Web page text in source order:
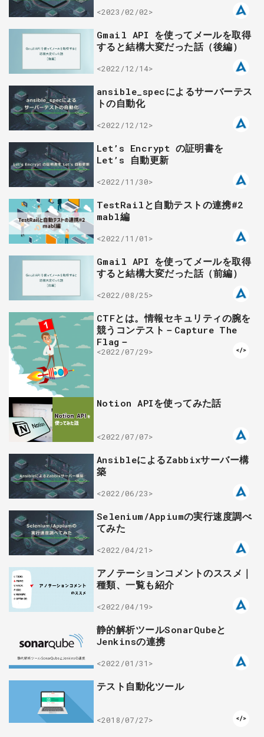
<2023/02/02>
Gmail API を使ってメールを取得
すると結構大変だった話（後編）
<2022/12/14>
ansible_specによるサーバーテス
トの自動化
<2022/12/12>
Let’s Encrypt の証明書を
Let’s 自動更新
<2022/11/30>
TestRailと自動テストの連携#2
mabl編
<2022/11/01>
Gmail API を使ってメールを取得
すると結構大変だった話（前編）
<2022/08/25>
CTFとは。情報セキュリティの腕を
競うコンテスト－Capture The
Flag－
<2022/07/29>
Notion APIを使ってみた話
<2022/07/07>
AnsibleによるZabbixサーバー構
築
<2022/06/23>
Selenium/Appiumの実行速度調べ
てみた
<2022/04/21>
アノテーションコメントのススメ｜
種類、一覧も紹介
<2022/04/19>
静的解析ツールSonarQubeと
Jenkinsの連携
<2022/01/31>
テスト自動化ツール
<2018/07/27>